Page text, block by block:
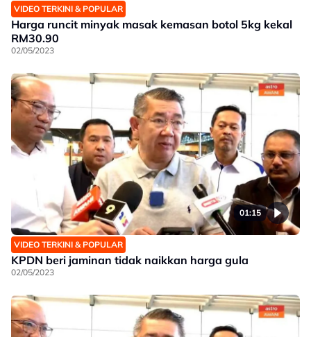
VIDEO TERKINI & POPULAR
Harga runcit minyak masak kemasan botol 5kg kekal
RM30.90
02/05/2023
01:15
VIDEO TERKINI & POPULAR
KPDN beri jaminan tidak naikkan harga gula
02/05/2023